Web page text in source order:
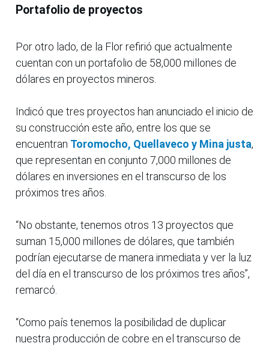
Portafolio de proyectos
Por otro lado, de la Flor refirió que actualmente
cuentan con un portafolio de 58,000 millones de
dólares en proyectos mineros.
Indicó que tres proyectos han anunciado el inicio de
su construcción este año, entre los que se
encuentran Toromocho, Quellaveco y Mina justa,
que representan en conjunto 7,000 millones de
dólares en inversiones en el transcurso de los
próximos tres años.
“No obstante, tenemos otros 13 proyectos que
suman 15,000 millones de dólares, que también
podrían ejecutarse de manera inmediata y ver la luz
del día en el transcurso de los próximos tres años”,
remarcó.
“Como país tenemos la posibilidad de duplicar
nuestra producción de cobre en el transcurso de